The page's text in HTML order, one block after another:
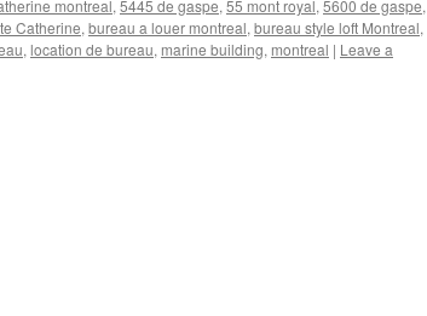
montreal,5445 de gaspe,55 mont royal,5600 de gaspe,
Catherine,bureau a louer montreal,bureau style loft Montreal,
,location de bureau, marine building, montreal | Leave a